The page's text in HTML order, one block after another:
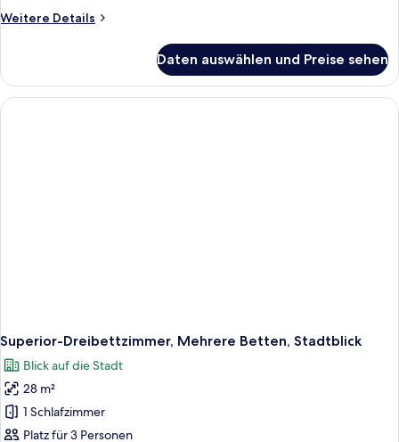
Weitere Details
Weitere
Doppelzimmer,
Doppelbett
Daten auswählen und Preise sehen
Superior-Dreibettzimmer, Mehrere Betten, Stadtblick
Blick auf die Stadt
28 m²
1 Schlafzimmer
Platz für 3 Personen